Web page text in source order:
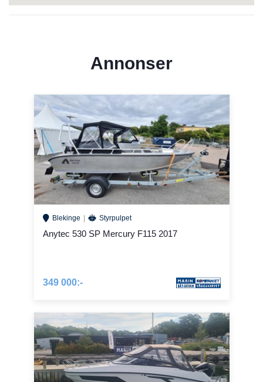
Annonser
Blekinge Styrpulpet
Anytec 530 SP Mercury F115 2017
349 000:-